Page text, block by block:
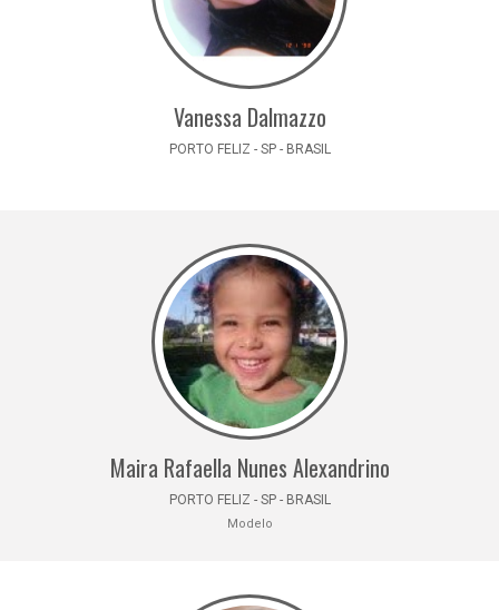
Vanessa Dalmazzo
PORTO FELIZ - SP - BRASIL
Maira Rafaella Nunes Alexandrino
PORTO FELIZ - SP - BRASIL
Modelo